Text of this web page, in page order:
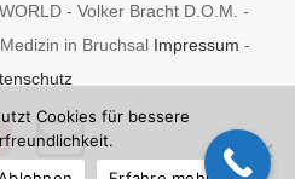
- Volker Bracht D.O.M. -
in Bruchsal Impressum -
YouTube
E-
Cookies für bessere